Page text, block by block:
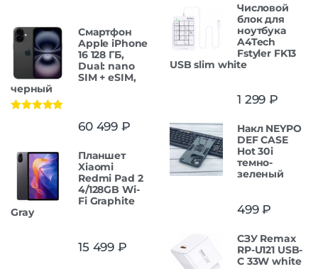
Смартфон
Apple iPhone
16 128 ГБ,
Dual: nano
SIM + eSIM,
черный
60 499 ₽
Планшет
Xiaomi
Redmi Pad 2
4/128GB Wi-
Fi Graphite
Gray
15 499 ₽
Числовой
блок для
ноутбука
A4Tech
Fstyler FK13
USB slim white
1 299 ₽
Накл NEYPO
DEF CASE
Hot 30i
темно-
зеленый
499₽
СЗУ Remax
RP-U121 USB-
C 33W white